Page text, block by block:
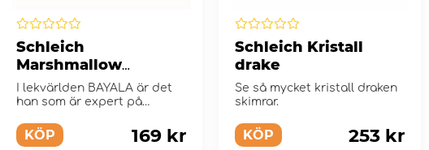
Schleich
Marshmallow
Enhörning, Hingst
I lekvärlden BAYALA är det
han som är expert på
KÖP 169 kr
Schleich Kristall
drake
Se så mycket kristall draken
skimrar.
KÖP 253 kr